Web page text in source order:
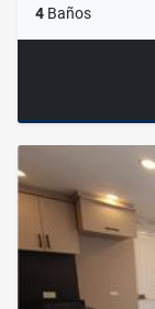
4 Baños